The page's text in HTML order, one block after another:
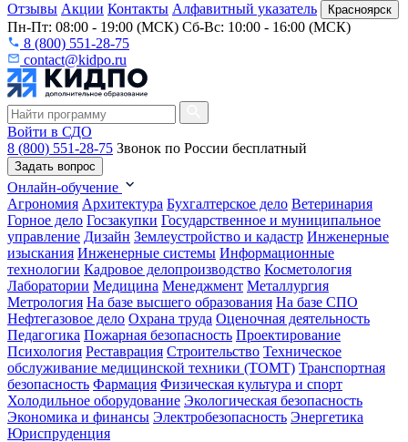
Отзывы Акции Контакты Алфавитный указатель Красноярск
Пн-Пт: 08:00 - 19:00 (МСК) Сб-Вс: 10:00 - 16:00 (МСК)
8 (800) 551-28-75
contact@kidpo.ru
Войти в СДО
8 (800) 551-28-75 Звонок по России бесплатный
Задать вопрос
Онлайн-обучение
Агрономия Архитектура Бухгалтерское дело Ветеринария
Горное дело Госзакупки Государственное и муниципальное
управление Дизайн Землеустройство и кадастр Инженерные
изыскания Инженерные системы Информационные
технологии Кадровое делопроизводство Косметология
Лаборатории Медицина Менеджмент Металлургия
Метрология На базе высшего образования На базе СПО
Нефтегазовое дело Охрана труда Оценочная деятельность
Педагогика Пожарная безопасность Проектирование
Психология Реставрация Строительство Техническое
обслуживание медицинской техники (ТОМТ) Транспортная
безопасность Фармация Физическая культура и спорт
Холодильное оборудование Экологическая безопасность
Экономика и финансы Электробезопасность Энергетика
Юриспруденция